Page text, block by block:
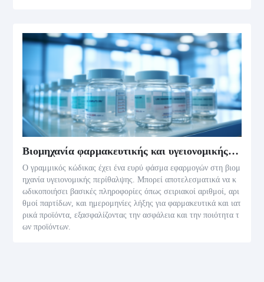
Βιομηχανία φαρμακευτικής και υγειονομικής περίθαλψης
Ο γραμμικός κώδικας έχει ένα ευρύ φάσμα εφαρμογών στη βιομ
ηχανία υγειονομικής περίθαλψης. Μπορεί αποτελεσματικά να κ
ωδικοποιήσει βασικές πληροφορίες όπως σειριακοί αριθμοί, αρι
θμοί παρτίδων, και ημερομηνίες λήξης για φαρμακευτικά και ιατ
ρικά προϊόντα, εξασφαλίζοντας την ασφάλεια και την ποιότητα τ
ων προϊόντων.